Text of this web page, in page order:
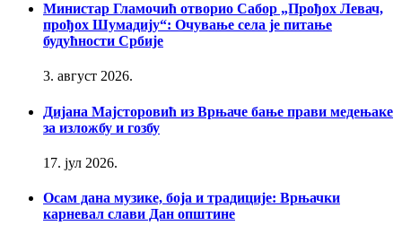
Министар Гламочић отворио Сабор „Прођох Левач,
прођох Шумадију“: Очување села је питање
будућности Србије
3. август 2026.
Дијана Мајсторовић из Врњаче бање прави медењаке
за изложбу и гозбу
17. јул 2026.
Осам дана музике, боја и традиције: Врњачки
карневал слави Дан општине